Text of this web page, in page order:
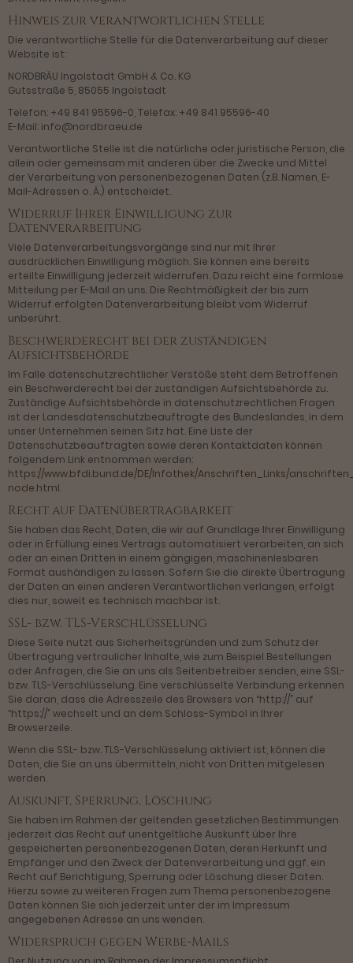
Hinweis zur verantwortlichen Stelle
Die verantwortliche Stelle für die Datenverarbeitung auf dieser
Website ist:
NORDBRÄU Ingolstadt GmbH & Co. KG
Gutsstraße 5, 85055 Ingolstadt
Telefon: +49 841 95596-0, Telefax: +49 841 95596-40
E-Mail: info@nordbraeu.de
Verantwortliche Stelle ist die natürliche oder juristische Person, die
allein oder gemeinsam mit anderen über die Zwecke und Mittel
der Verarbeitung von personenbezogenen Daten (z.B. Namen, E-
Mail-Adressen o. Ä.) entscheidet.
Widerruf Ihrer Einwilligung zur
Datenverarbeitung
Viele Datenverarbeitungsvorgänge sind nur mit Ihrer
ausdrücklichen Einwilligung möglich. Sie können eine bereits
erteilte Einwilligung jederzeit widerrufen. Dazu reicht eine formlose
Mitteilung per E-Mail an uns. Die Rechtmäßigkeit der bis zum
Widerruf erfolgten Datenverarbeitung bleibt vom Widerruf
unberührt.
Beschwerderecht bei der zuständigen
Aufsichtsbehörde
Im Falle datenschutzrechtlicher Verstöße steht dem Betroffenen
ein Beschwerderecht bei der zuständigen Aufsichtsbehörde zu.
Zuständige Aufsichtsbehörde in datenschutzrechtlichen Fragen
ist der Landesdatenschutzbeauftragte des Bundeslandes, in dem
unser Unternehmen seinen Sitz hat. Eine Liste der
Datenschutzbeauftragten sowie deren Kontaktdaten können
folgendem Link entnommen werden:
https://www.bfdi.bund.de/DE/Infothek/Anschriften_Links/
node.html.
Recht auf Datenübertragbarkeit
Sie haben das Recht, Daten, die wir auf Grundlage Ihrer Einwilligung
oder in Erfüllung eines Vertrags automatisiert verarbeiten, an sich
oder an einen Dritten in einem gängigen, maschinenlesbaren
Format aushändigen zu lassen. Sofern Sie die direkte Übertragung
der Daten an einen anderen Verantwortlichen verlangen, erfolgt
dies nur, soweit es technisch machbar ist.
SSL- bzw. TLS-Verschlüsselung
Diese Seite nutzt aus Sicherheitsgründen und zum Schutz der
Übertragung vertraulicher Inhalte, wie zum Beispiel Bestellungen
oder Anfragen, die Sie an uns als Seitenbetreiber senden, eine SSL-
bzw. TLS-Verschlüsselung. Eine verschlüsselte Verbindung erkennen
Sie daran, dass die Adresszeile des Browsers von “http://” auf
“https://” wechselt und an dem Schloss-Symbol in Ihrer
Browserzeile.
Wenn die SSL- bzw. TLS-Verschlüsselung aktiviert ist, können die
Daten, die Sie an uns übermitteln, nicht von Dritten mitgelesen
werden.
Auskunft, Sperrung, Löschung
Sie haben im Rahmen der geltenden gesetzlichen Bestimmungen
jederzeit das Recht auf unentgeltliche Auskunft über Ihre
gespeicherten personenbezogenen Daten, deren Herkunft und
Empfänger und den Zweck der Datenverarbeitung und ggf. ein
Recht auf Berichtigung, Sperrung oder Löschung dieser Daten.
Hierzu sowie zu weiteren Fragen zum Thema personenbezogene
Daten können Sie sich jederzeit unter der im Impressum
angegebenen Adresse an uns wenden.
Widerspruch gegen Werbe-Mails